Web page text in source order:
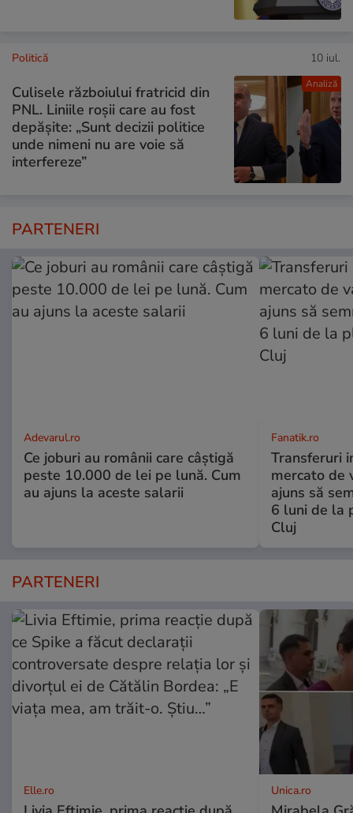
Analiză
Politică 10 iul.
Culisele războiului fratricid din
PNL. Liniile roșii care au fost
depășite: „Sunt decizii politice
unde nimeni nu are voie să
interfereze”
PARTENERI
Adevarul.ro
Ce joburi au românii care câștigă
peste 10.000 de lei pe lună. Cum
au ajuns la aceste salarii
Fanatik.ro
Transferuri
mercato de
ajuns să
6 luni de la
Cluj
PARTENERI
Elle.ro Unica.ro